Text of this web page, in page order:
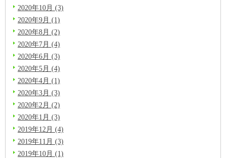
2020年10月 (3)
2020年9月 (1)
2020年8月 (2)
2020年7月 (4)
2020年6月 (3)
2020年5月 (4)
2020年4月 (1)
2020年3月 (3)
2020年2月 (2)
2020年1月 (3)
2019年12月 (4)
2019年11月 (3)
2019年10月 (1)